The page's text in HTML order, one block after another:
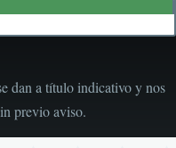
dan a título indicativo y nos
previo aviso.